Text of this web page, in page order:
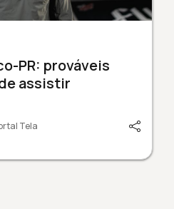
PR: prováveis
assistir
Tela